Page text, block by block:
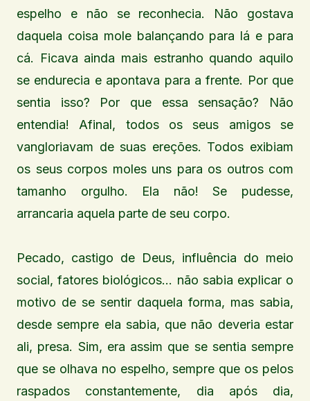
espelho e não se reconhecia. Não gostava
daquela coisa mole balançando para lá e para
cá. Ficava ainda mais estranho quando aquilo
se endurecia e apontava para a frente. Por que
sentia isso? Por que essa sensação? Não
entendia! Afinal, todos os seus amigos se
vangloriavam de suas ereções. Todos exibiam
os seus corpos moles uns para os outros com
tamanho orgulho. Ela não! Se pudesse,
arrancaria aquela parte de seu corpo.
Pecado, castigo de Deus, influência do meio
social, fatores biológicos… não sabia explicar o
motivo de se sentir daquela forma, mas sabia,
desde sempre ela sabia, que não deveria estar
ali, presa. Sim, era assim que se sentia sempre
que se olhava no espelho, sempre que os pelos
raspados constantemente, dia após dia,